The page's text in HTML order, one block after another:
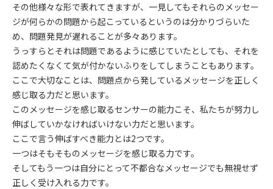
その他様々な形で表れてきますが、一見してもそれらのメッセー
ジが何らかの問題から起こっているというのは分かりづらいた
め、問題発見が遅れることが多々あります。
うっすらとそれは問題であるように感じていたとしても、それを
認めたくなくて気が付かないふりをしてしまうこともあります。
ここで大切なことは、問題点から発しているメッセージを正しく
感じ取る力だと思います。
このメッセージを感じ取るセンサーの能力こそ、私たちが努力し
伸ばしていかなければいけない力だと思います。
ここで言う伸ばすべき能力とは2つです。
一つはそもそものメッセージを感じ取る力です。
そしてもう一つは自分にとって不都合なメッセージでも無視せず
正しく受け入れる力です。